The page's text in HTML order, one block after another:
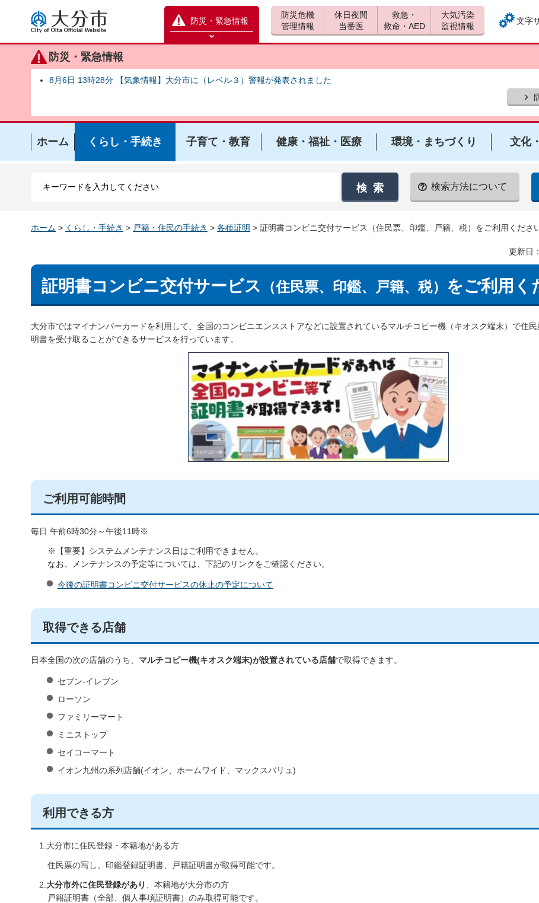
大分市
防災・緊急情報
防災緊急情報を開く
防災・緊急情報
8月6日 13時28分 【気象情報】大分市に（レベル３）警報が発表されました
防災危機
管理情報
休日夜間
当番医
救急・
救命・AED
大気汚染
監視情報
文字
ホーム くらし・手続き 子育て・教育 健康・福祉・医療 環境・まちづくり 文化
検索方法について
ホーム > くらし・手続き > 戸籍・住民の手続き > 各種証明 > 証明書コンビニ交付サービス（住民票、印鑑、戸籍、税）をご利用くださ
更新日
証明書コンビニ交付サービス （住民票、印鑑、戸籍、税） をご利用く
大分市ではマイナンバーカードを利用して、全国のコンビニエンスストアなどに設置されているマルチコピー機（キオスク端末）で住
明書を受け取ることができるサービスを行っています。
ご利用可能時間
毎日 午前6時30分～午後11時※
※【重要】システムメンテナンス日はご利用できません。
なお、メンテナンスの予定等については、下記のリンクをご確認ください。
今後の証明書コンビニ交付サービスの休止の予定について
取得できる店舗
日本全国の次の店舗のうち、 マルチコピー機(キオスク端末)が設置されている店舗で取得できます。
セブン-イレブン
ローソン
ファミリーマート
ミニストップ
セイコーマート
イオン九州の系列店舗(イオン、ホームワイド、マックスバリュ)
利用できる方
1.大分市に住民登録・本籍地がある方
住民票の写し、印鑑登録証明書、戸籍証明書が取得可能です。
2. 大分市外に住民登録があり
、本籍地が大分市の方
戸籍証明書（全部、個人事項証明書）のみ取得可能です。